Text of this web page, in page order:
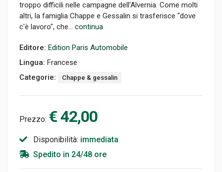
troppo difficili nelle campagne dell'Alvernia. Come molti
altri, la famiglia Chappe e Gessalin si trasferisce "dove
c'è lavoro", che... continua
Editore: Edition Paris Automobile
Lingua: Francese
Categorie:
Chappe & gessalin
Prezzo: € 42,00
Disponibilità: immediata
Spedito in 24/48 ore